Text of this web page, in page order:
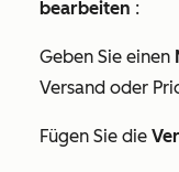
bearbeiten :
Geben Sie einen
Versand oder
Fügen Sie die